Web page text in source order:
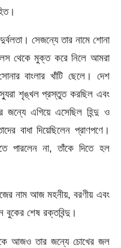
সেজন্যে তার নামে শোনা
থেকে মুক্ত করে নিলে আমরা
বাংলার খাঁটি ছেলে। দেশ
দস্যুরা শৃঙ্খল প্রস্তুত করছিল এবং
জন্যে এগিয়ে এসেছিল হিন্দু ও
বাধা দিয়েছিলেন প্রাণপণে।
পারলেন না, তাঁকে দিতে হল
নাম আজ মহনীয়, বরণীয় এবং
বুকের শেষ রক্তবিন্দু।
আজও তার জন্যে চোখের জল